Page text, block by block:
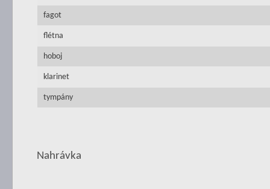
fagot
flétna
hoboj
klarinet
tympány
Nahrávka